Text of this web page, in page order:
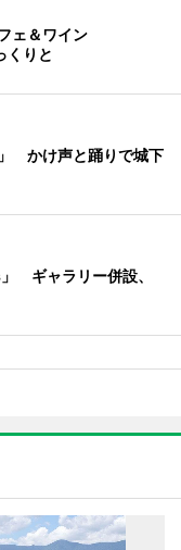
ェ＆ワイン
くりと
かけ声と踊りで城下
ギャラリー併設、